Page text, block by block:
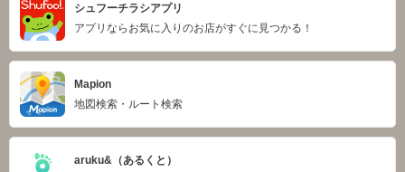
シュフーチラシアプリ
アプリならお気に入りのお店がすぐに見つかる！
Mapion
地図検索・ルート検索
aruku&（あるくと）